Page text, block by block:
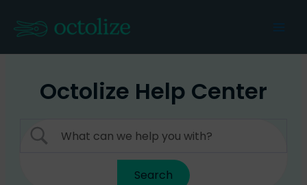
content
Octolize Help Center